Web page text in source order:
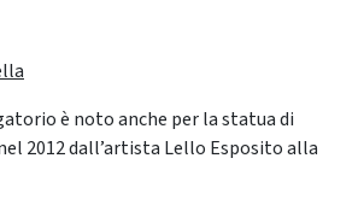
è noto anche per la statua di
2012 dall’artista Lello Esposito alla